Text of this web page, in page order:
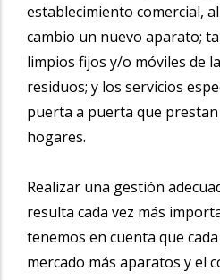
establecimiento comercial,
cambio un nuevo aparato;
limpios fijos y/o móviles de
residuos; y los servicios
puerta a puerta que
hogares.
Realizar una gestión
resulta cada vez más
tenemos en cuenta que
mercado más aparatos y el